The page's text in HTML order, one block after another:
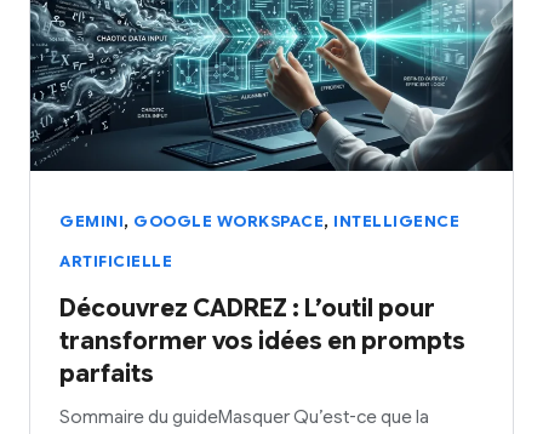
GEMINI, GOOGLE WORKSPACE, INTELLIGENCE
ARTIFICIELLE
Découvrez CADREZ : L’outil pour
transformer vos idées en prompts
parfaits
Sommaire du guideMasquer Qu’est-ce que la